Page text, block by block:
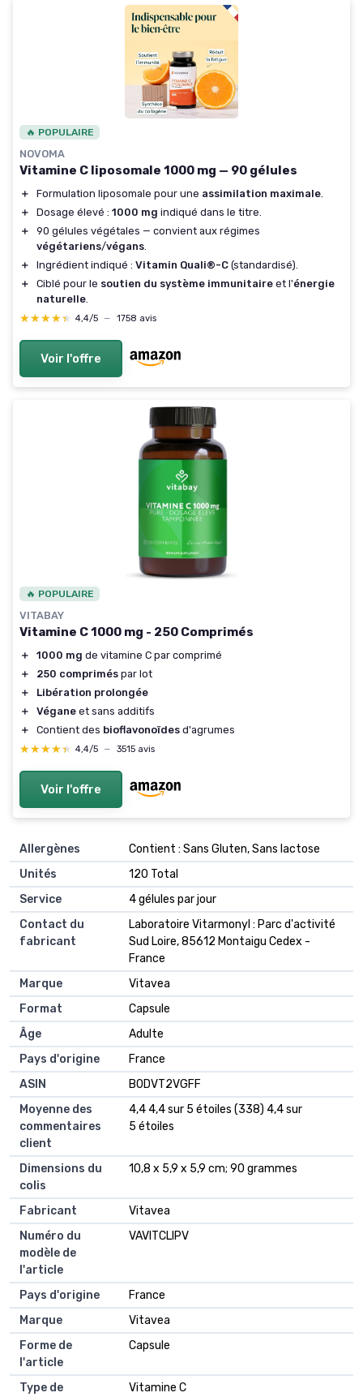
🔥 POPULAIRE
NOVOMA
Vitamine C liposomale 1000 mg — 90 gélules
＋ Formulation liposomale pour une assimilation maximale.
＋
Dosage élevé : 1000 mg indiqué dans le titre.
＋
90 gélules végétales — convient aux régimes
végétariens/végans.
＋
Ingrédient indiqué : Vitamin Quali®-C (standardisé).
＋
Ciblé pour le soutien du système immunitaire et l'énergie
naturelle.
★★★★★
★★★★★ 4,4/5 — 1758 avis
Voir l'offre
🔥 POPULAIRE
VITABAY
Vitamine C 1000 mg - 250 Comprimés
＋ 1000 mg de vitamine C par comprimé
＋
250 comprimés par lot
＋
Libération prolongée
＋
Végane et sans additifs
＋
Contient des bioflavonoïdes d'agrumes
★★★★★
★★★★★ 4,4/5 — 3515 avis
Voir l'offre
Allergènes
‎Contient : Sans Gluten, Sans lactose
Unités
‎120 Total
Service
‎4 gélules par jour
Contact du
fabricant
‎Laboratoire Vitarmonyl : Parc d'activité
Sud Loire, 85612 Montaigu Cedex -
France
Marque
‎Vitavea
Format
‎Capsule
Âge
‎Adulte
Pays d'origine
‎France
ASIN
B0DVT2VGFF
Moyenne des
commentaires
client
4,4 4,4 sur 5 étoiles (338) 4,4 sur
5 étoiles
Dimensions du
colis
10,8 x 5,9 x 5,9 cm; 90 grammes
Fabricant
Vitavea
Numéro du
modèle de
l'article
VAVITCLIPV
Pays d'origine
France
Marque
Vitavea
Forme de
l'article
Capsule
Type de
Vitamine C